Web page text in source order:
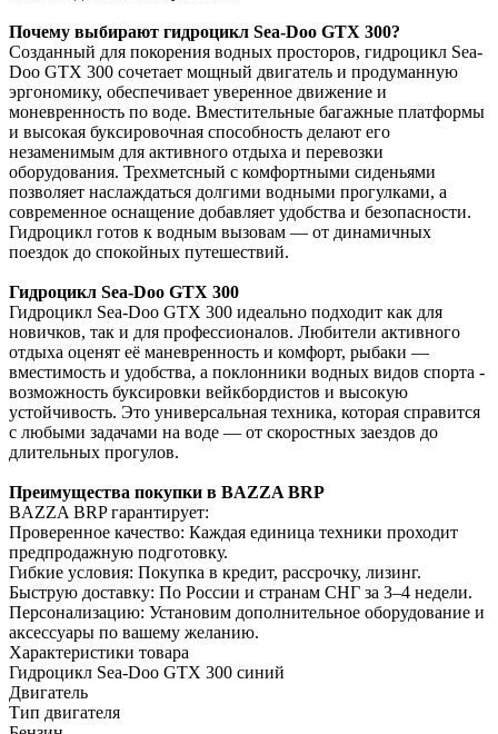
Почему выбирают гидроцикл Sea-Doo GTX 300?
Созданный для покорения водных просторов, гидроцикл Sea-
Doo GTX 300 сочетает мощный двигатель и продуманную
эргономику, обеспечивает уверенное движение и
моневренность по воде. Вместительные багажные платформы
и высокая буксировочная способность делают его
незаменимым для активного отдыха и перевозки
оборудования. Трехметсный с комфортными сиденьями
позволяет наслаждаться долгими водными прогулками, а
современное оснащение добавляет удобства и безопасности.
Гидроцикл готов к водным вызовам — от динамичных
поездок до спокойных путешествий.
Гидроцикл Sea-Doo GTX 300
Гидроцикл Sea-Doo GTX 300 идеально подходит как для
новичков, так и для профессионалов. Любители активного
отдыха оценят её маневренность и комфорт, рыбаки —
вместимость и удобства, а поклонники водных видов спорта -
возможность буксировки вейкбордистов и высокую
устойчивость. Это универсальная техника, которая справится
с любыми задачами на воде — от скоростных заездов до
длительных прогулов.
Преимущества покупки в BAZZA BRP
BAZZA BRP гарантирует:
Проверенное качество: Каждая единица техники проходит
предпродажную подготовку.
Гибкие условия: Покупка в кредит, рассрочку, лизинг.
Быструю доставку: По России и странам СНГ за 3–4 недели.
Персонализацию: Установим дополнительное оборудование и
аксессуары по вашему желанию.
Характеристики товара
Гидроцикл Sea-Doo GTX 300 синий
Двигатель
Тип двигателя